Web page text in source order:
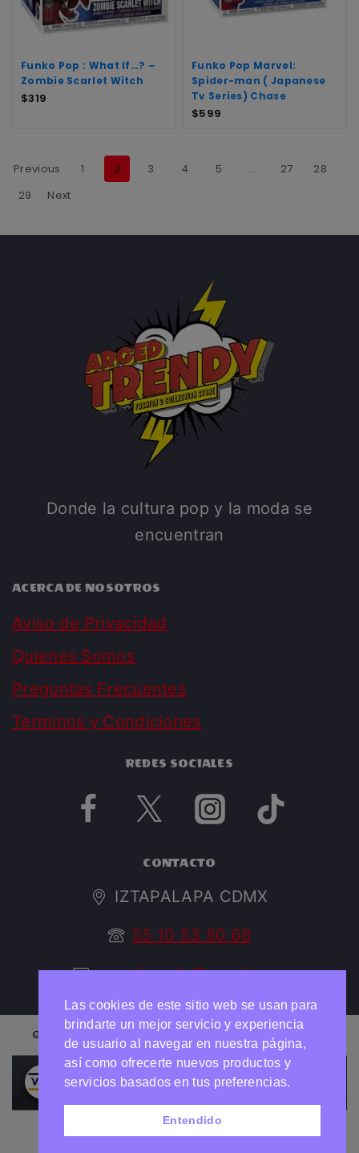
Funko Pop : What If…? –
Zombie Scarlet Witch
$319
Funko Pop Marvel:
Spider-man ( Japanese
Tv Series) Chase
$599
Previous 1 2 3 4 5 … 27
28
29
Next
Donde la cultura pop y la moda se
encuentran
ACERCA DE NOSOTROS
Aviso de Privacidad
Quienes Somos
Preguntas Frecuentes
Terminos y Condiciones
REDES SOCIALES
CONTACTO
IZTAPALAPA CDMX
55 10 53 80 68
argedtrendy@gmail.com
© 2026 ARGED TRENDY Todos los derechos reservados
Necesitas ayuda?
Chatea con nosotros
Las cookies de este sitio web se usan para
brindarte un mejor servicio y experiencia
de usuario al navegar en nuestra página,
así como ofrecerte nuevos productos y
servicios basados en tus preferencias.
Entendido